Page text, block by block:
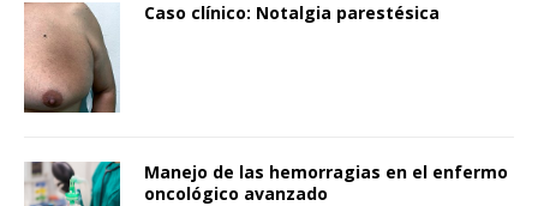
Caso clínico: Notalgia parestésica
Manejo de las hemorragias en el enfermo
oncológico avanzado